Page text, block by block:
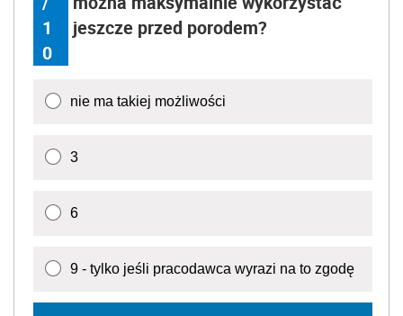
1
0
jeszcze przed porodem?
nie ma takiej możliwości
3
6
9 - tylko jeśli pracodawca wyrazi na to zgodę